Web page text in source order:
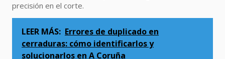
precisión en el corte.
LEER MÁS: Errores de duplicado en
cerraduras: cómo identificarlos y
solucionarlos en A Coruña